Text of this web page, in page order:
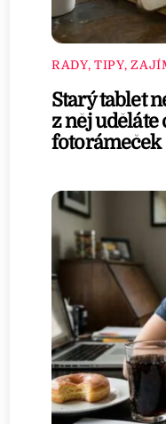
RADY, TIPY,
Starý tablet
z něj
fotorámeček